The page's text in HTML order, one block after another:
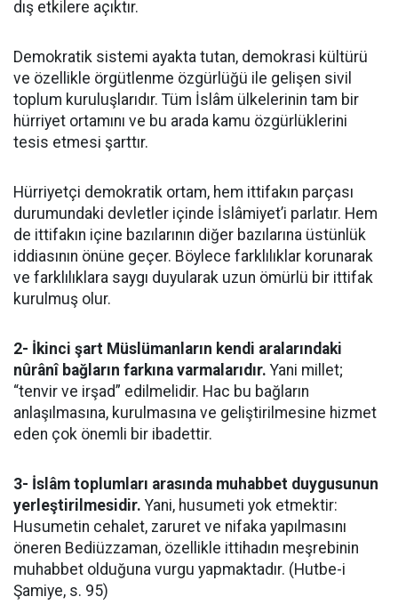
dış etkilere açıktır.
Demokratik sistemi ayakta tutan, demokrasi kültürü
ve özellikle örgütlenme özgürlüğü ile gelişen sivil
toplum kuruluşlarıdır. Tüm İslâm ülkelerinin tam bir
hürriyet ortamını ve bu arada kamu özgürlüklerini
tesis etmesi şarttır.
Hürriyetçi demokratik ortam, hem ittifakın parçası
durumundaki devletler içinde İslâmiyet’i parlatır. Hem
de ittifakın içine bazılarının diğer bazılarına üstünlük
iddiasının önüne geçer. Böylece farklılıklar korunarak
ve farklılıklara saygı duyularak uzun ömürlü bir ittifak
kurulmuş olur.
2- İkinci şart Müslümanların kendi aralarındaki
nûrânî bağların farkına varmalarıdır. Yani millet;
“tenvir ve irşad” edilmelidir. Hac bu bağların
anlaşılmasına, kurulmasına ve geliştirilmesine hizmet
eden çok önemli bir ibadettir.
3- İslâm toplumları arasında muhabbet duygusunun
yerleştirilmesidir. Yani, husumeti yok etmektir:
Husumetin cehalet, zaruret ve nifaka yapılmasını
öneren Bediüzzaman, özellikle ittihadın meşrebinin
muhabbet olduğuna vurgu yapmaktadır. (Hutbe-i
Şamiye, s. 95)